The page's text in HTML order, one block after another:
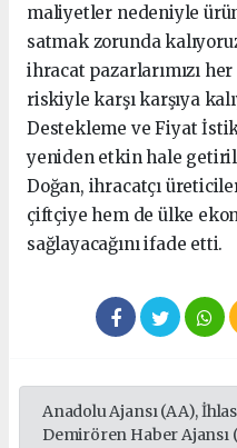
maliyetler nedeniyle
satmak zorunda
ihracat pazarlarımızı
riskiyle karşı karşıya
Destekleme ve Fiyat
yeniden etkin hale
Doğan, ihracatçı
çiftçiye hem de ülke
sağlayacağını ifade etti.
Anadolu Ajansı (AA),
Demirören Haber Ajansı